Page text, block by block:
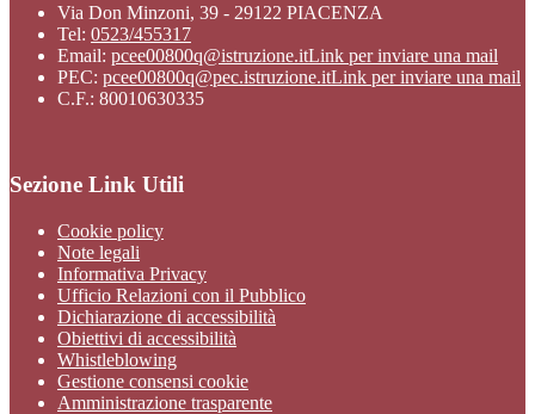
Via Don Minzoni, 39 - 29122 PIACENZA
Tel: 0523/455317
Email: pcee00800q@istruzione.itLink per inviare una mail
PEC: pcee00800q@pec.istruzione.itLink per inviare una mail
C.F.: 80010630335
Sezione Link Utili
Cookie policy
Note legali
Informativa Privacy
Ufficio Relazioni con il Pubblico
Dichiarazione di accessibilità
Obiettivi di accessibilità
Whistleblowing
Gestione consensi cookie
Amministrazione trasparente